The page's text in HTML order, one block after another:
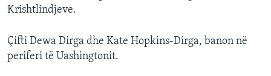
Krishtlindjeve.
Çifti Dewa Dirga dhe Kate Hopkins-Dirga, banon në
periferi të Uashingtonit.